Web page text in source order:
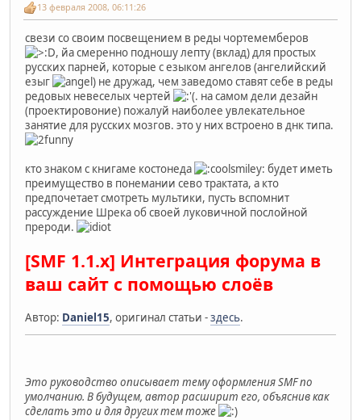
13 февраля 2008, 06:11:26
свези со своим посвещением в реды чортемемберов
, йа смеренно подношу лепту (вклад) для простых
русских парней, которые с езыком ангелов (ангелийский
езыг
) не дружад, чем заведомо ставят себе в реды
редовых невеселых чертей
. на самом дели дезайн
(проектировоние) пожалуй наиболее увлекательное
занятие для русских мозгов. это у них встроено в днк типа.
кто знаком с книгаме костонеда
будет иметь
преимущество в понемании сево трактата, а кто
предпочетает смотреть мультики, пусть вспомнит
рассуждение Шрека об своей луковичной послойной
прероди.
[SMF 1.1.x] Интеграция форума в
ваш сайт с помощью слоёв
Автор: Daniel15, оригинал статьи -здесь.
Это руководство описывает тему оформления SMF по
умолчанию. В будущем, автор расширит его, объяснив как
сделать это и для других тем тоже